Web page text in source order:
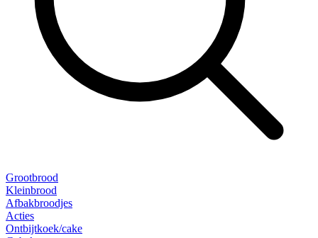
Grootbrood
Kleinbrood
Afbakbroodjes
Acties
Ontbijtkoek/cake